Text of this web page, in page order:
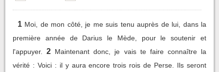
1 Moi, de mon côté, je me suis tenu auprès de lui, dans la
première année de Darius le Mède, pour le soutenir et
l'appuyer.
2 Maintenant donc, je vais te faire connaître la
vérité : Voici : il y aura encore trois rois de Perse. Ils seront